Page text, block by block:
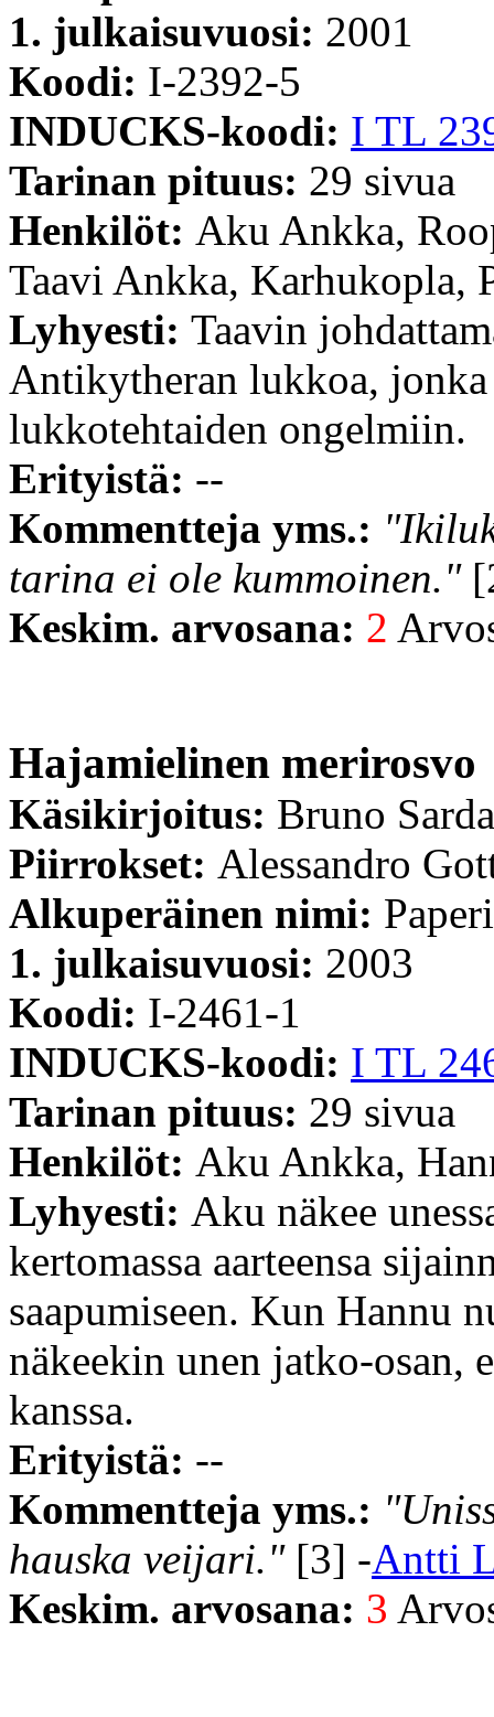
1. julkaisuvuosi: 2001
Koodi: I-2392-5
INDUCKS-koodi: I TL
Tarinan pituus: 29 sivua
Henkilöt: Aku Ankka,
Taavi Ankka, Karhukopla,
Lyhyesti: Taavin
Antikytheran lukkoa,
lukkotehtaiden ongelmiin.
Erityistä: --
Kommentteja yms.:
tarina ei ole kummoinen."
Keskim. arvosana: 2
Hajamielinen merirosvo
Käsikirjoitus: Bruno Sarda
Piirrokset: Alessandro
Alkuperäinen nimi:
1. julkaisuvuosi: 2003
Koodi: I-2461-1
INDUCKS-koodi: I TL
Tarinan pituus: 29 sivua
Henkilöt: Aku Ankka,
Lyhyesti: Aku näkee
kertomassa aarteensa
saapumiseen. Kun Hannu
näkeekin unen jatko-osan,
kanssa.
Erityistä: --
Kommentteja yms.:
hauska veijari."[3] -Antti
Keskim. arvosana: 3